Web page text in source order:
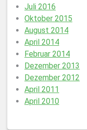
Juli 2016
Oktober 2015
August 2014
April 2014
Februar 2014
Dezember 2013
Dezember 2012
April 2011
April 2010